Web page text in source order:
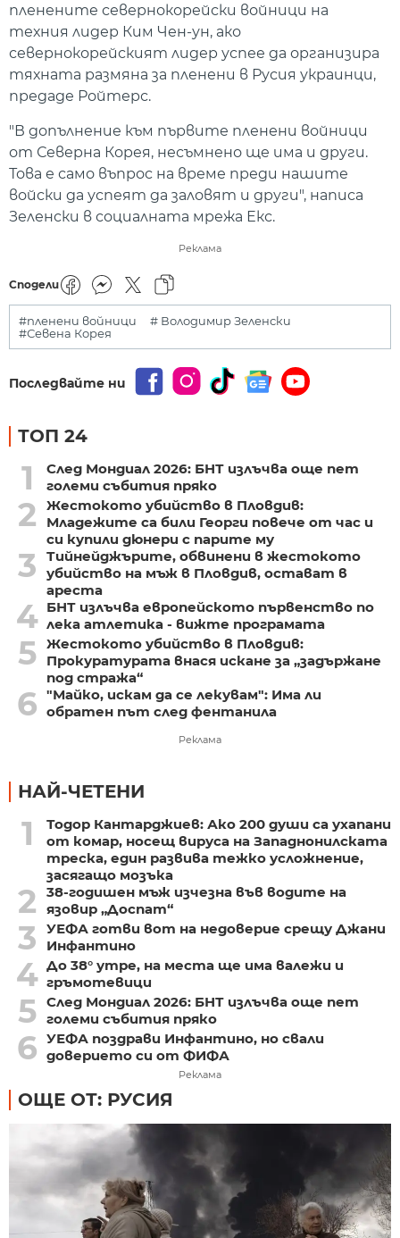
пленените севернокорейски войници на
техния лидер Ким Чен-ун, ако
севернокорейският лидер успее да организира
тяхната размяна за пленени в Русия украинци,
предаде Ройтерс.
"В допълнение към първите пленени войници
от Северна Корея, несъмнено ще има и други.
Това е само въпрос на време преди нашите
войски да успеят да заловят и други", написа
Зеленски в социалната мрежа Екс.
Реклама
Сподели
#пленени войници
# Володимир Зеленски
#Севена Корея
Последвайте ни
ТОП 24
1
След Мондиал 2026: БНТ излъчва още пет
големи събития пряко
2
Жестокото убийство в Пловдив:
Младежите са били Георги повече от час и
си купили дюнери с парите му
3
Тийнейджърите, обвинени в жестокото
убийство на мъж в Пловдив, остават в
ареста
4 БНТ излъчва европейското първенство по
лека атлетика - вижте програмата
5 Жестокото убийство в Пловдив:
Прокуратурата внася искане за „задържане
под стража“
6 "Майко, искам да се лекувам": Има ли
обратен път след фентанила
Реклама
НАЙ-ЧЕТЕНИ
1
Тодор Кантарджиев: Ако 200 души са ухапани
от комар, носещ вируса на Западнонилската
треска, един развива тежко усложнение,
засягащо мозъка
2
38-годишен мъж изчезна във водите на
язовир „Доспат“
3
УЕФА готви вот на недоверие срещу Джани
Инфантино
4 До 38° утре, на места ще има валежи и
гръмотевици
5 След Мондиал 2026: БНТ излъчва още пет
големи събития пряко
6 УЕФА поздрави Инфантино, но свали
доверието си от ФИФА
Реклама
ОЩЕ ОТ: РУСИЯ